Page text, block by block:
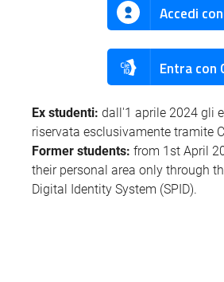
Accedi
Entra con
Ex studenti: dall'1 aprile 2024 gli
riservata esclusivamente tramite
Former students: from 1st April
their personal area only through
Digital Identity System (SPID).